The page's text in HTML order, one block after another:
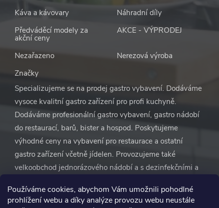
Používáme cookies, abychom Vám umožnili pohodlné
prohlížení webu a díky analýze provozu webu neustále
Káva a kávovary
Náhradní díly
Předváděcí modely za
akční ceny
AKCE - VÝPRODEJ
Nezařazeno
Nerezová výroba
Značky
Specializujeme se na prodej gastro vybavení. Dodáváme
vysoce kvalitní gastro zařízení pro profi kuchyně.
Dodáváme profesionální gastro vybavení, gastro nádobí
do restaurací, barů, bister a hospod. Poskytujeme
výhodné ceny na vybavení pro restaurace a ostatní
gastro zařízení včetně jídelen. Provozujeme také
velkoobchod jednorázového nádobí a s dezinfekčními a
starat o vybavení restaurace. Vše zařídíme za vás.